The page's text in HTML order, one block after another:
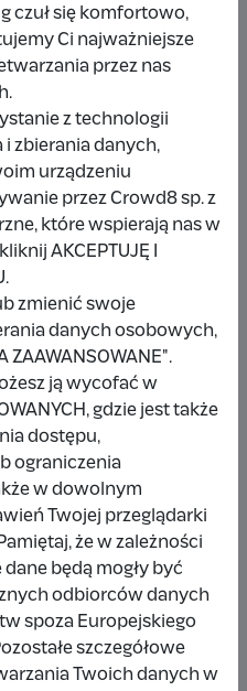
Zgłoś
miesiąc temu
7 miesięcy temu
rok temu
rok temu
czuł się komfortowo,
Ci najważniejsze
przez nas
z technologii
zbierania danych,
urządzeniu
przez Crowd8 sp. z
które wspierają nas w
AKCEPTUJĘ I
zmienić swoje
danych osobowych,
ZAAWANSOWANE".
ją wycofać w
gdzie jest także
dostępu,
ograniczenia
w dowolnym
Twojej przeglądarki
że w zależności
będą mogły być
odbiorców danych
spoza Europejskiego
szczegółowe
Twoich danych w